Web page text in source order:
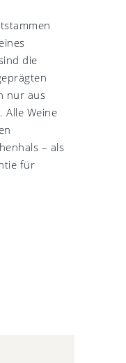
die
nur aus
Alle Weine
– als
für